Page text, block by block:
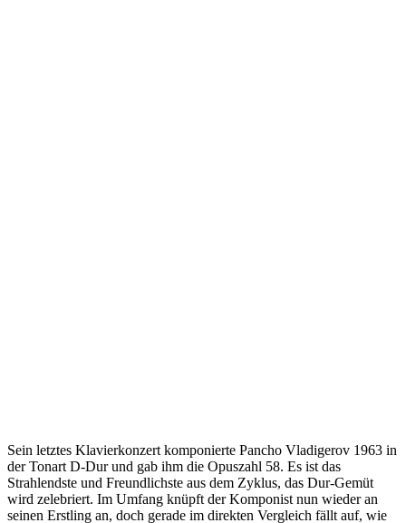
Sein letztes Klavierkonzert komponierte Pancho Vladigerov 1963 in
der Tonart D-Dur und gab ihm die Opuszahl 58. Es ist das
Strahlendste und Freundlichste aus dem Zyklus, das Dur-Gemüt
wird zelebriert. Im Umfang knüpft der Komponist nun wieder an
seinen Erstling an, doch gerade im direkten Vergleich fällt auf, wie